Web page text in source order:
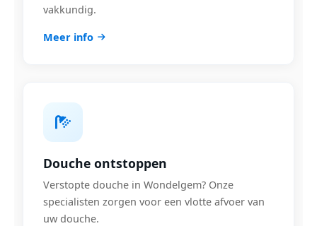
vakkundig.
Meer info
Douche ontstoppen
Verstopte douche in Wondelgem? Onze
specialisten zorgen voor een vlotte afvoer van
uw douche.